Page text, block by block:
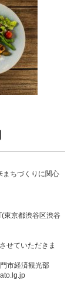
まちづくりに関心
東京都渋谷区渋谷
せていただきま
市経済観光部